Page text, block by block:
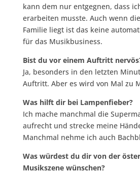
kann dem nur entgegnen, dass
erarbeiten musste. Auch wenn
Familie liegt ist das keine
für das Musikbusiness.
Bist du vor einem Auftritt
Ja, besonders in den letzten
Auftritt. Aber es wird von Mal zu
Was hilft dir bei Lampenfieber?
Ich mache manchmal die
aufrecht und strecke meine
Manchmal nehme ich auch
Was würdest du dir von der
Musikszene wünschen?